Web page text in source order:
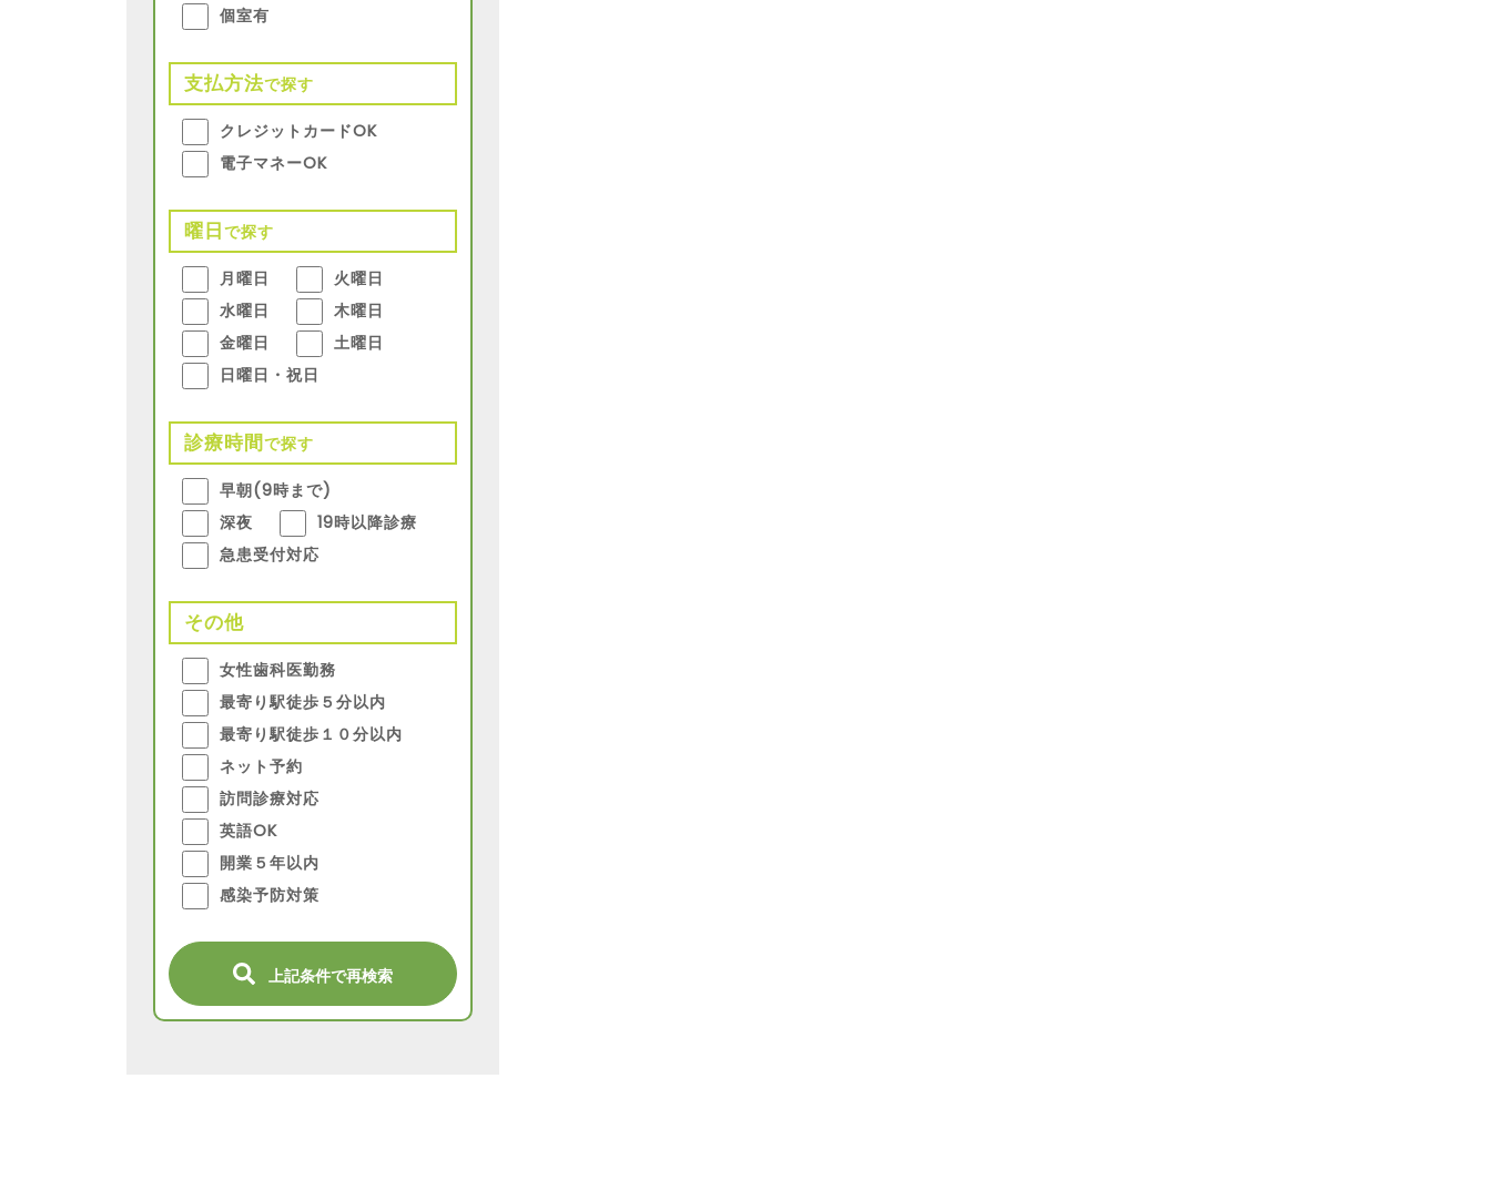
個室有
支払方法で探す
クレジットカードOK
電子マネーOK
曜日で探す
月曜日
火曜日
水曜日
木曜日
金曜日
土曜日
日曜日・祝日
診療時間で探す
早朝(9時まで)
深夜
19時以降診療
急患受付対応
その他
女性歯科医勤務
最寄り駅徒歩５分以内
最寄り駅徒歩１０分以内
ネット予約
訪問診療対応
英語OK
開業５年以内
感染予防対策
上記条件で再検索